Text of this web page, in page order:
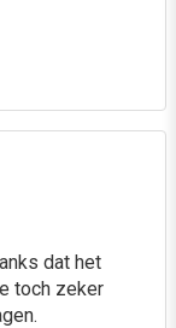
dat het
toch zeker